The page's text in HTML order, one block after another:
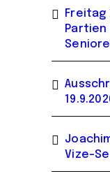
Freitag
Partien
Vize-